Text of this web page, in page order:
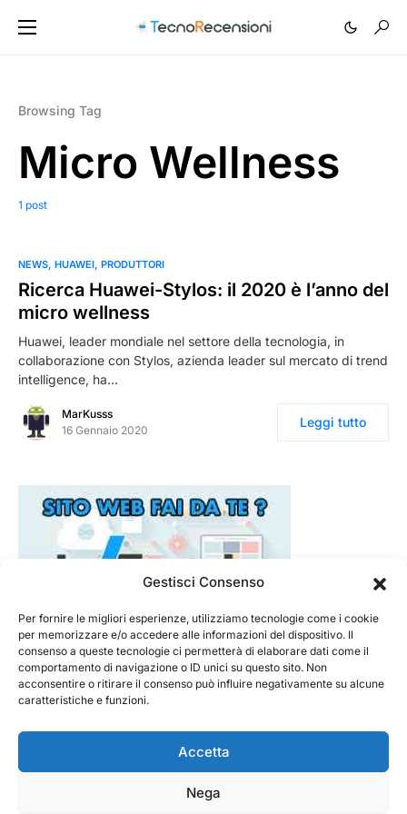
Gestisci Consenso
Per fornire le migliori esperienze, utilizziamo tecnologie come i cookie
per memorizzare e/o accedere alle informazioni del dispositivo. Il
consenso a queste tecnologie ci permetterà di elaborare dati come il
comportamento di navigazione o ID unici su questo sito. Non
acconsentire o ritirare il consenso può influire negativamente su alcune
caratteristiche e funzioni.
Accetta
Nega
Browsing Tag
Micro Wellness
1 post
NEWS HUAWEI PRODUTTORI
Ricerca Huawei-Stylos: il 2020 è l’anno del
micro wellness
Huawei, leader mondiale nel settore della tecnologia, in
collaborazione con Stylos, azienda leader sul mercato di trend
intelligence, ha…
MarKusss
16 Gennaio 2020
Leggi tutto
@ 2026 - Tecnorecensioni